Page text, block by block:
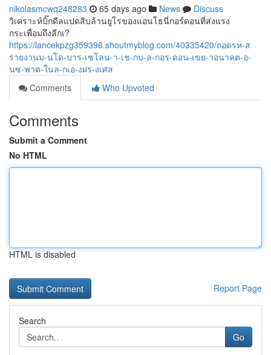
nikolasmcwq248283 65 days ago News
Discuss
วิเคราะห์บิ๊กดีลแปดสิบล้านยูโรของแอนโธนี่กอร์ดอนที่ส่งแรง
กระเพื่อมถึงลีกเ?
https://lancekpzg359396.shoutmyblog.com/40335420/ถอดรห-ส
รายงานม-นโด-บาร-เซโลน-า-เช-กบ-ล-กอร-ดอน-เขย-าอนาคต-อ-
นซ-ฟาต-ในล-กเอ-งฝร-งเศส
Comments
Who Upvoted
Comments
Submit a Comment
No HTML
HTML is disabled
Report Page
Search
Go